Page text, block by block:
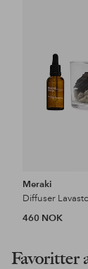
Meraki
Diffuser
460 NOK
Favoritter